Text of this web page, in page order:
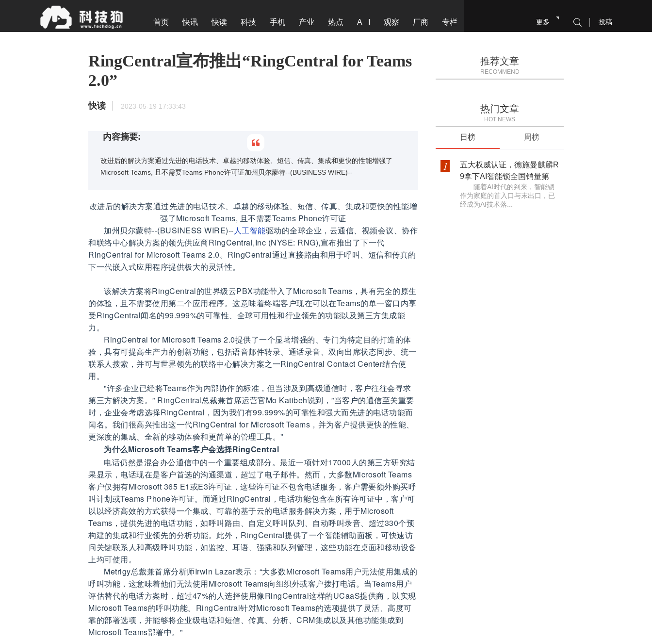
首页 快讯 快读 科技 手机 产业 热点 A I 观察 厂商 专栏 更多 投稿
RingCentral宣布推出“RingCentral for Teams
2.0”
快读 2023-05-19 17:33:43
内容摘要:
改进后的解决方案通过先进的电话技术、卓越的移动体验、短信、传真、集成和更快的性能增强了
Microsoft Teams, 且不需要Teams Phone许可证加州贝尔蒙特--(BUSINESS WIRE)--
改进后的解决方案通过先进的电话技术、卓越的移动体验、短信、传真、集成和更快的性能增
强了Microsoft Teams, 且不需要Teams Phone许可证
加州贝尔蒙特--(BUSINESS WIRE)--人工智能驱动的全球企业，云通信、视频会议、协作
和联络中心解决方案的领先供应商RingCentral,Inc (NYSE: RNG),宣布推出了下一代
RingCentral for Microsoft Teams 2.0。RingCentral通过直接路由和用于呼叫、短信和传真的
下一代嵌入式应用程序提供极大的灵活性。
该解决方案将RingCentral的世界级云PBX功能带入了Microsoft Teams，具有完全的原生
的体验，且不需要使用第二个应用程序。这意味着终端客户现在可以在Teams的单一窗口内享
受RingCentral闻名的99.999%的可靠性、全球可用性和行业领先的功能以及第三方集成能
力。
RingCentral for Microsoft Teams 2.0提供了一个显著增强的、专门为特定目的打造的体
验，具有可提高生产力的创新功能，包括语音邮件转录、通话录音、双向出席状态同步、统一
联系人搜索，并可与世界领先的联络中心解决方案之一RingCentral Contact Center结合使
用。
"许多企业已经将Teams作为内部协作的标准，但当涉及到高级通信时，客户往往会寻求
第三方解决方案。” RingCentral总裁兼首席运营官Mo Katibeh说到，”当客户的通信至关重要
时，企业会考虑选择RingCentral，因为我们有99.999%的可靠性和强大而先进的电话功能而
闻名。我们很高兴推出这一代RingCentral for Microsoft Teams，并为客户提供更快的性能、
更深度的集成、全新的移动体验和更简单的管理工具。"
为什么Microsoft Teams客户会选择RingCentral
电话仍然是混合办公通信中的一个重要组成部分。最近一项针对17000人的第三方研究结
果显示，电话现在是客户首选的沟通渠道，超过了电子邮件。然而，大多数Microsoft Teams
客户仅拥有Microsoft 365 E1或E3许可证，这些许可证不包含电话服务，客户需要额外购买呼
叫计划或Teams Phone许可证。而通过RingCentral，电话功能包含在所有许可证中，客户可
以以经济高效的方式获得一个集成、可靠的基于云的电话服务解决方案，用于Microsoft
Teams，提供先进的电话功能，如呼叫路由、自定义呼叫队列、自动呼叫录音、超过330个预
构建的集成和行业领先的分析功能。此外，RingCentral提供了一个智能辅助面板，可快速访
问关键联系人和高级呼叫功能，如监控、耳语、强插和队列管理，这些功能在桌面和移动设备
上均可使用。
Metrigy总裁兼首席分析师Irwin Lazar表示：“大多数Microsoft Teams用户无法使用集成的
呼叫功能，这意味着他们无法使用Microsoft Teams向组织外或客户拨打电话。当Teams用户
评估替代的电话方案时，超过47%的人选择使用像RingCentral这样的UCaaS提供商，以实现
Microsoft Teams的呼叫功能。RingCentral针对Microsoft Teams的选项提供了灵活、高度可
靠的部署选项，并能够将企业级电话和短信、传真、分析、CRM集成以及其他功能集成到
Microsoft Teams部署中。"
推荐文章
RECOMMEND
热门文章
HOT NEWS
日榜 周榜
1
五大权威认证，德施曼麒麟R
9拿下AI智能锁全国销量第
随着AI时代的到来，智能锁
作为家庭的首入口与末出口，已
经成为AI技术落...